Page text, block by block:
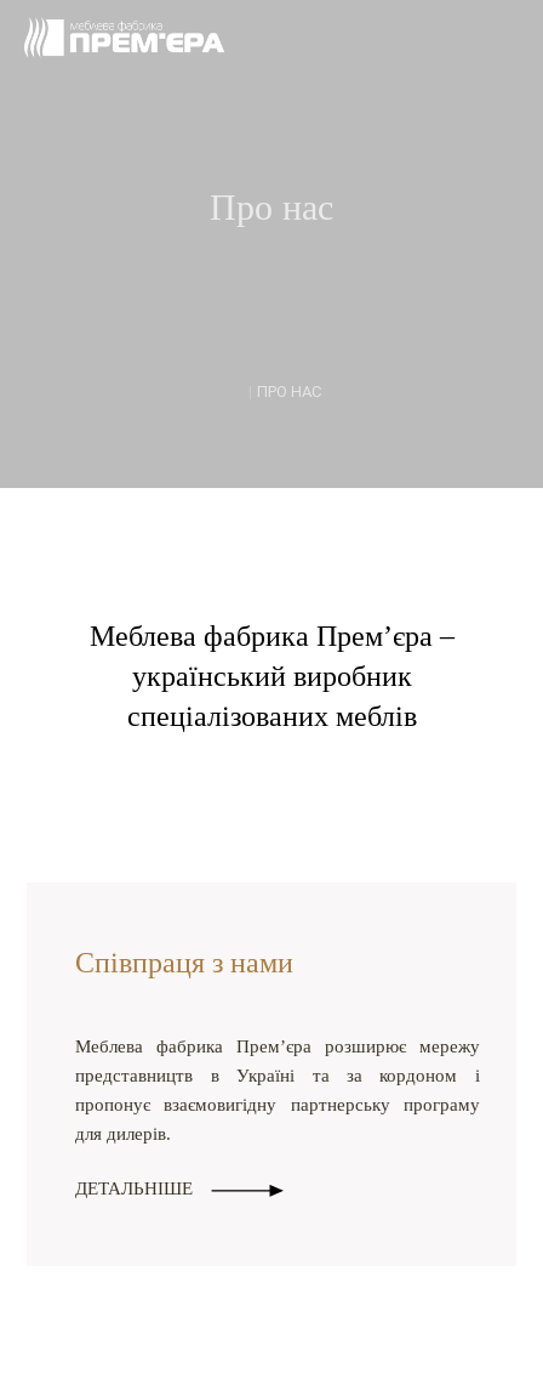
Про нас
ПРО НАС
Меблева фабрика Прем’єра –
український виробник
спеціалізованих меблів
Співпраця з нами
Меблева фабрика Прем’єра розширює мережу
представництв в Україні та за кордоном і
пропонує взаємовигідну партнерську програму
для дилерів.
ДЕТАЛЬНІШЕ